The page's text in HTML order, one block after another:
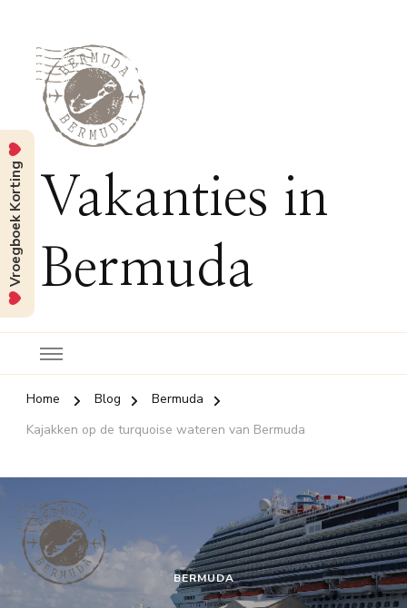
Vakanties in
Bermuda
Home Blog
Bermuda
Kajakken op de turquoise wateren van Bermuda
BERMUDA
Vroegboek Korting